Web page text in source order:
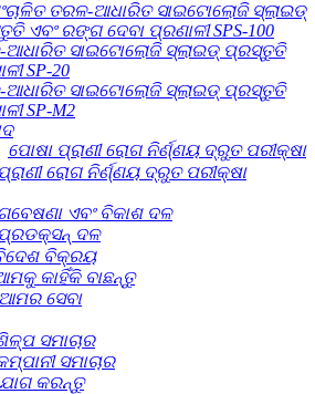
ତରଳ-ଆଧାରିତ ସାଇଟୋଲୋଜି ସ୍ଲାଇଡ୍
ଏବଂ ରଙ୍ଗ ଦେବା ପ୍ରଣାଳୀ SPS-100
ଆଧାରିତ ସାଇଟୋଲୋଜି ସ୍ଲାଇଡ୍ ପ୍ରସ୍ତୁତି
SP-20
ଆଧାରିତ ସାଇଟୋଲୋଜି ସ୍ଲାଇଡ୍ ପ୍ରସ୍ତୁତି
SP-M2
ପୋଷା ପ୍ରାଣୀ ରୋଗ ନିର୍ଣ୍ଣୟ ଦ୍ରୁତ ପରୀକ୍ଷା
ପ୍ରାଣୀ ରୋଗ ନିର୍ଣ୍ଣୟ ଦ୍ରୁତ ପରୀକ୍ଷା
ଗବେଷଣା ଏବଂ ବିକାଶ ଦଳ
ପ୍ରଡକ୍ସନ୍ ଦଳ
ବିକ୍ରୟ
କାହିଁକି ବାଛନ୍ତୁ
ଆମର ସେବା
ସମାଚାର
ସମାଚାର
କରନ୍ତୁ